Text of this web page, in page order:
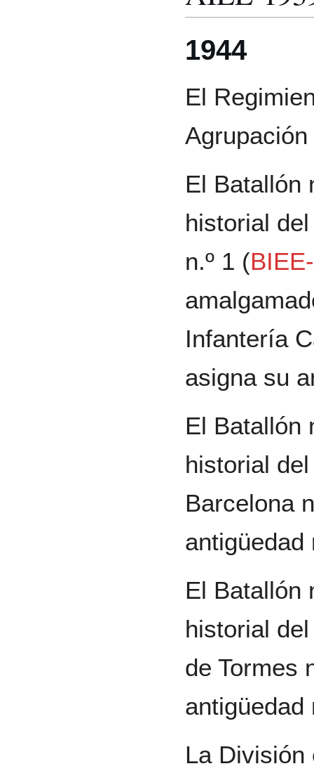
1944
El
El Batallón
historial
n.º 1 (
Infantería
asigna su
El Batallón
historial
Barcelona
El Batallón
historial
de Tormes
La División